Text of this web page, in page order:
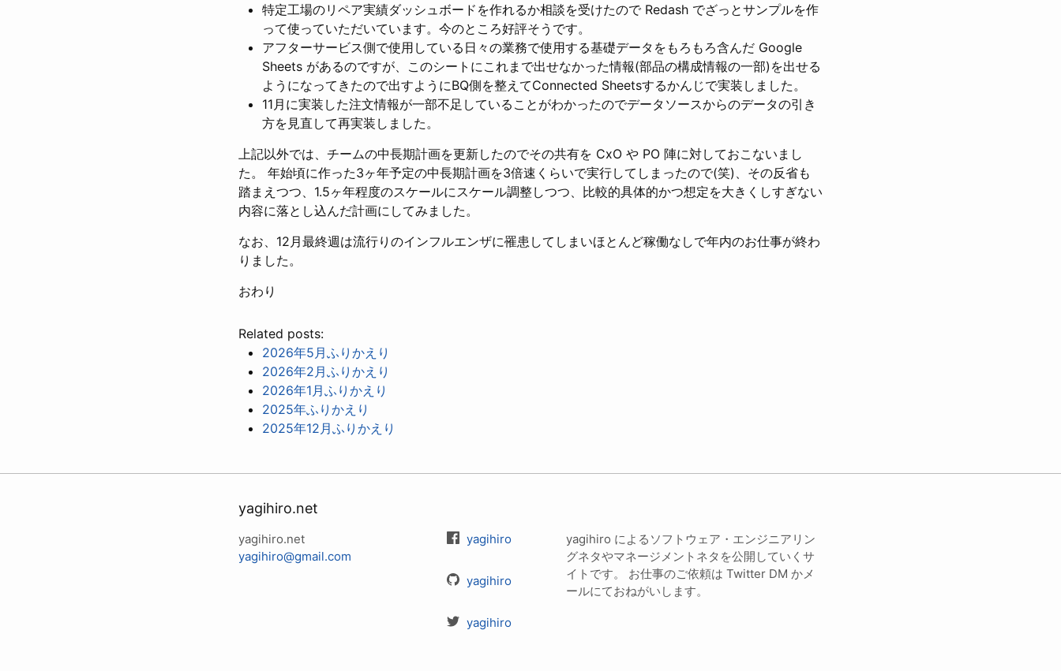
特定工場のリペア実績ダッシュボードを作れるか相談を受けたので Redash でざっとサンプルを作
って使っていただいています。今のところ好評そうです。
アフターサービス側で使用している日々の業務で使用する基礎データをもろもろ含んだ Google
Sheets があるのですが、このシートにこれまで出せなかった情報(部品の構成情報の一部)を出せる
ようになってきたので出すようにBQ側を整えてConnected Sheetsするかんじで実装しました。
11月に実装した注文情報が一部不足していることがわかったのでデータソースからのデータの引き
方を見直して再実装しました。
上記以外では、チームの中長期計画を更新したのでその共有を CxO や PO 陣に対しておこないまし
た。 年始頃に作った3ヶ年予定の中長期計画を3倍速くらいで実行してしまったので(笑)、その反省も
踏まえつつ、1.5ヶ年程度のスケールにスケール調整しつつ、比較的具体的かつ想定を大きくしすぎない
内容に落とし込んだ計画にしてみました。
なお、12月最終週は流行りのインフルエンザに罹患してしまいほとんど稼働なしで年内のお仕事が終わ
りました。
おわり
Related posts:
2026年5月ふりかえり
2026年2月ふりかえり
2026年1月ふりかえり
2025年ふりかえり
2025年12月ふりかえり
yagihiro.net
yagihiro.net
yagihiro@gmail.com
yagihiro
yagihiro
yagihiro
yagihiro によるソフトウェア・エンジニアリン
グネタやマネージメントネタを公開していくサ
イトです。 お仕事のご依頼は Twitter DM かメ
ールにておねがいします。